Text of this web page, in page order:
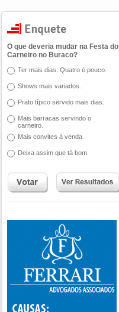
O que deveria mudar na Festa do
Carneiro no Buraco?
Ter mais dias. Quatro é pouco.
Shows mais variados.
Prato típico servido mais dias.
Mais barracas servindo o
carneiro.
Mais convites à venda.
Deixa assim que tá bom.